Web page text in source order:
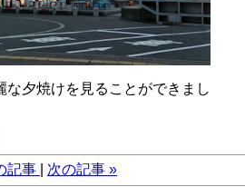
な夕焼けを見ることができまし
記事 次の記事 »